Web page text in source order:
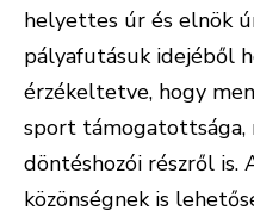
helyettes úr és elnök
pályafutásuk idejéből
érzékeltetve, hogy
sport támogatottsága,
döntéshozói részről is.
közönségnek is